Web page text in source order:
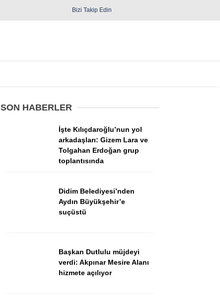
Yerel Yönetimler
Dünya
Bizi Takip Edin
SON HABERLER
İşte Kılıçdaroğlu’nun yol
arkadaşları: Gizem Lara ve
Tolgahan Erdoğan grup
toplantısında
Didim Belediyesi’nden
Aydın Büyükşehir’e
suçüstü
Başkan Dutlulu müjdeyi
verdi: Akpınar Mesire Alanı
hizmete açılıyor